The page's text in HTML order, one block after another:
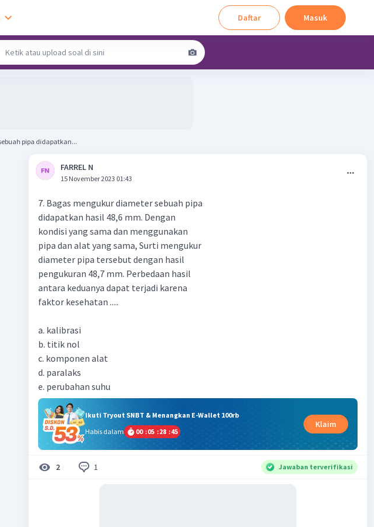
Daftar Masuk
7. Bagas mengukur diameter sebuah pipa didapatkan...
FARREL N
15 November 2023 01:43
7. Bagas mengukur diameter sebuah pipa
didapatkan hasil 48,6 mm. Dengan
kondisi yang sama dan menggunakan
pipa dan alat yang sama, Surti mengukur
diameter pipa tersebut dengan hasil
pengukuran 48,7 mm. Perbedaan hasil
antara keduanya dapat terjadi karena
faktor kesehatan .....
a. kalibrasi
b. titik nol
c. komponen alat
d. paralaks
Ikuti Tryout SNBT & Menangkan E-Wallet 100rb
Habis dalam
00 :05 :28 :44
Klaim
2 1 Jawaban terverifikasi